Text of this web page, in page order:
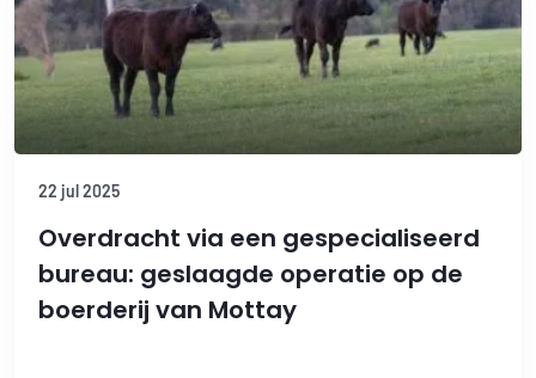
22 jul 2025
Overdracht via een gespecialiseerd
bureau: geslaagde operatie op de
boerderij van Mottay